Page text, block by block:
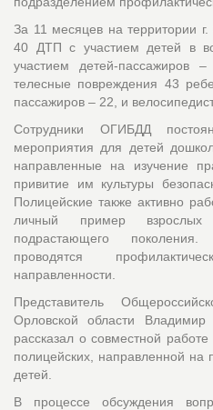
За 11 месяцев на территории
40 ДТП с участием детей в
участием детей-пассажиров
телесные повреждения 43
пассажиров – 22, и
Сотрудники ОГИБДД
мероприятия для детей
направленные на изучение
привитие им культуры
Полицейские также активно
личный пример
подрастающего
проводятся
направленности.
Представитель
Орловской области
рассказал о совместной
полицейских, направленной на
детей.
В процессе обсуждения